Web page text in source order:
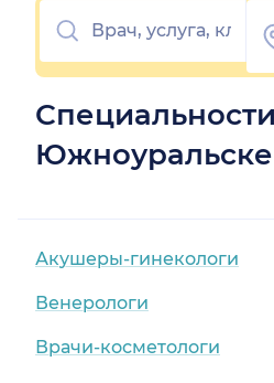
Южноуральске
Акушеры-гинекологи
Венерологи
Врачи-косметологи